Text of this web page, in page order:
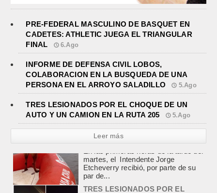
PRE-FEDERAL MASCULINO DE BASQUET EN
CADETES: ATHLETIC JUEGA EL TRIANGULAR
FINAL
6.Ago
INFORME DE DEFENSA CIVIL LOBOS,
COLABORACION EN LA BUSQUEDA DE UNA
PERSONA EN EL ARROYO SALADILLO
5.Ago
TRES LESIONADOS POR EL CHOQUE DE UN
AUTO Y UN CAMION EN LA RUTA 205
5.Ago
Leer más
TRES LESIONADOS POR EL
CHOQUE DE UN AUTO Y UN
CAMION EN LA RUTA 205
agosto 5, 2026